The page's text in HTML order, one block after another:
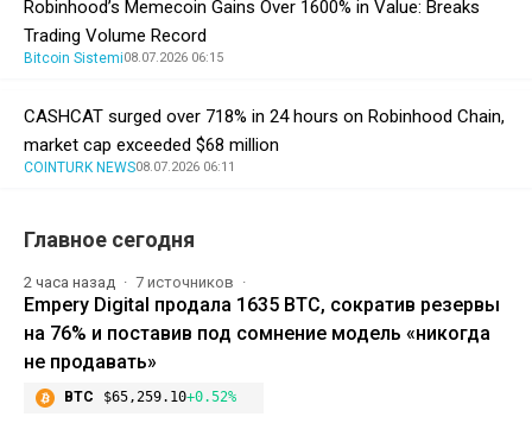
Robinhood’s Memecoin Gains Over 1600% in Value: Breaks
Trading Volume Record
Bitcoin Sistemi08.07.2026 06:15
CASHCAT surged over 718% in 24 hours on Robinhood Chain,
market cap exceeded $68 million
COINTURK NEWS08.07.2026 06:11
Главное сегодня
2 часа назад 7 источников
Empery Digital продала 1635 BTC, сократив резервы
на 76% и поставив под сомнение модель «никогда
не продавать»
BTC $65,259.10+0.52%